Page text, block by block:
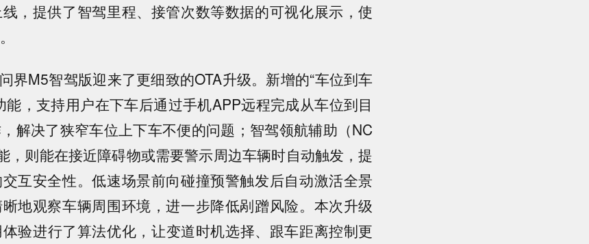
，提供了智驾里程、接管次数等数据的可视化展示，使
界M5智驾版迎来了更细致的OTA升级。新增的“车位到车
能，支持用户在下车后通过手机APP远程完成从车位到目
解决了狭窄车位上下车不便的问题；智驾领航辅助（NC
，则能在接近障碍物或需要警示周边车辆时自动触发，提
互安全性。低速场景前向碰撞预警触发后自动激活全景
地观察车辆周围环境，进一步降低剐蹭风险。本次升级
验进行了算法优化，让变道时机选择、跟车距离控制更